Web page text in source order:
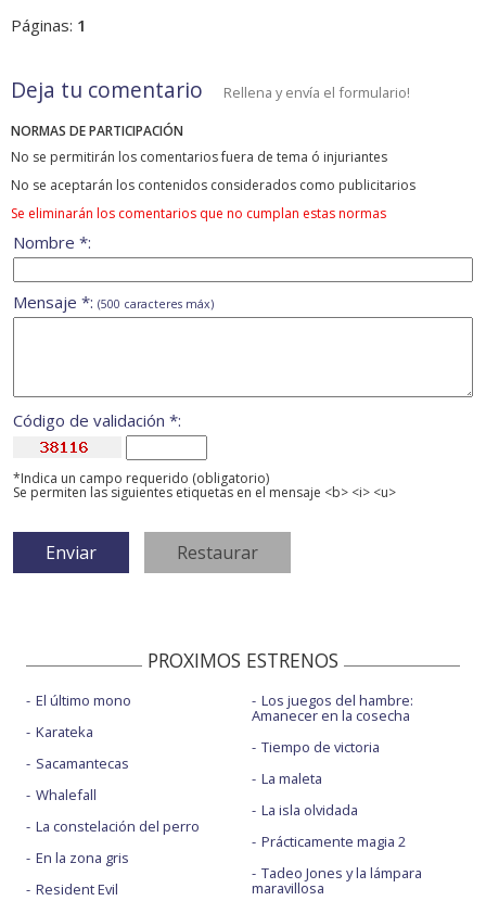
Páginas: 1
Deja tu comentario Rellena y envía el formulario!
NORMAS DE PARTICIPACIÓN
No se permitirán los comentarios fuera de tema ó injuriantes
No se aceptarán los contenidos considerados como publicitarios
Se eliminarán los comentarios que no cumplan estas normas
Nombre *:
Mensaje *: (500 caracteres máx)
Código de validación *:
*Indica un campo requerido (obligatorio)
Se permiten las siguientes etiquetas en el mensaje <b> <i> <u>
PROXIMOS ESTRENOS
El último mono
Karateka
Sacamantecas
Whalefall
La constelación del perro
En la zona gris
Resident Evil
Los juegos del hambre:
Amanecer en la cosecha
Tiempo de victoria
La maleta
La isla olvidada
Prácticamente magia 2
Tadeo Jones y la lámpara
maravillosa